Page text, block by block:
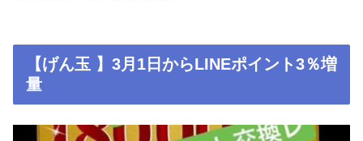
【げん玉 】3月1日からLINEポイント3％増
量